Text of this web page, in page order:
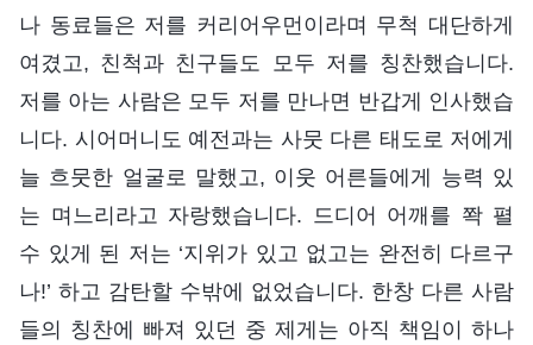
나 동료들은 저를 커리어우먼이라며 무척 대단하게
여겼고, 친척과 친구들도 모두 저를 칭찬했습니다.
저를 아는 사람은 모두 저를 만나면 반갑게 인사했습
니다. 시어머니도 예전과는 사뭇 다른 태도로 저에게
늘 흐뭇한 얼굴로 말했고, 이웃 어른들에게 능력 있
는 며느리라고 자랑했습니다. 드디어 어깨를 쫙 펼
수 있게 된 저는 ‘지위가 있고 없고는 완전히 다르구
나!’ 하고 감탄할 수밖에 없었습니다. 한창 다른 사람
들의 칭찬에 빠져 있던 중 제게는 아직 책임이 하나